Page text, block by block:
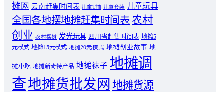
摊网 云南赶集时间表 儿童T恤 儿童套装 儿童玩具
全国各地摆地摊赶集时间表 农村
创业 农村摆摊 发光玩具 四川省赶集时间表 地摊5
元模式 地摊15元模式 地摊20元模式 地摊创业故事 地
摊小吃 地摊新奇特产品 地摊袜子 地摊调
查地摊货批发网 地摊货源